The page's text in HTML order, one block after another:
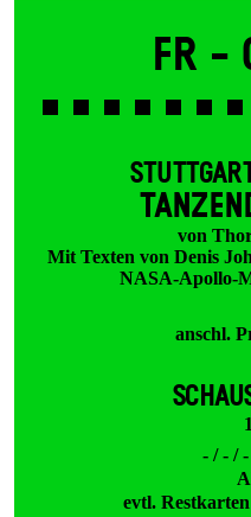
Fr -
von
Mit Texten von Denis
NASA-Apollo-
anschl.
- / - /
evtl.